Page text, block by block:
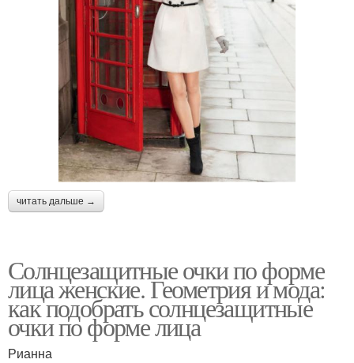
читать дальше →
Солнцезащитные очки по форме
лица женские. Геометрия и мода:
как подобрать солнцезащитные
очки по форме лица
Рианна